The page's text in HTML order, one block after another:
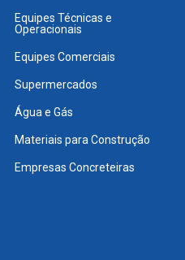
Equipes Técnicas e
Operacionais
Equipes Comerciais
Supermercados
Água e Gás
Materiais para Construção
Empresas Concreteiras